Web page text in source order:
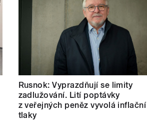
Rusnok: Vyprazdňují se limity
zadlužování. Lití poptávky
z veřejných peněz vyvolá inflační
tlaky